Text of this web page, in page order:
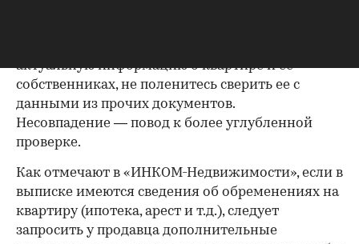
актуальную информацию о квартире и ее
собственниках, не поленитесь сверить ее с
данными из прочих документов.
Несовпадение — повод к более углубленной
проверке.
Как отмечают в «ИНКОМ-Недвижимости», если в
выписке имеются сведения об обременениях на
квартиру (ипотека, арест и т.д.), следует
запросить у продавца дополнительные